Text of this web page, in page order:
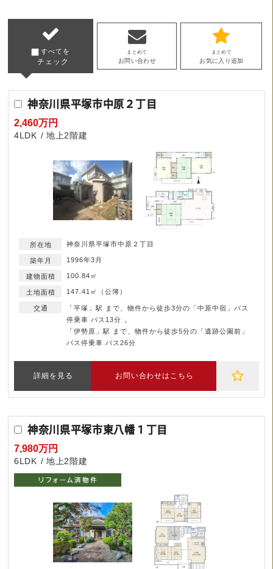
すべてを
チェック
まとめて
お問い合わせ
まとめて
お気に入り追加
神奈川県平塚市中原２丁目
2,460万円
4LDK 地上2階建
神奈川県平塚市中原２丁目
1996年3月
100.84㎡
147.41㎡（公簿）
「平塚」駅 まで、物件から徒歩3分の「中原中宿」バス
停乗車 バス13分
「伊勢原」駅 まで、物件から徒歩5分の「遺跡公園前」
バス停乗車 バス26分
詳細を見る お問い合わせはこちら
神奈川県平塚市東八幡１丁目
7,980万円
6LDK 地上2階建